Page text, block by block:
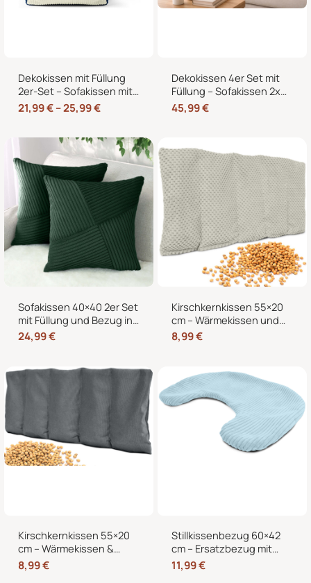
Dekokissen mit Füllung
2er-Set – Sofakissen mit
dekorativer Biese,
formstabil, in 40×40,
21,99€–25,99€
Dekokissen 4er Set mit
Füllung – Sofakissen 2x
50×50 + 2x 35×45 cm –
Zierkissen Couchkissen
45,99€
Sofakissen 40×40 2er Set
mit Füllung und Bezug in
edler Cord-Optik –
Dekokissen für Sofa,
24,99€
Kirschkernkissen 55×20
cm – Wärmekissen und
Kältekissen mit 100%
Kirschkernen, für
Nacken Rücken Bauch
8,99€
Kirschkernkissen 55×20
cm – Wärmekissen &
Kältekissen für
Mikrowelle, Nacken,
8,99€
Stillkissenbezug 60×42
cm – Ersatzbezug mit
Reißverschluss für
Stillmond & Stillhörnchen
11,99€